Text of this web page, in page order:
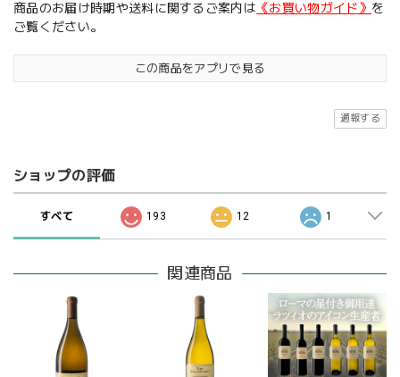
商品のお届け時期や送料に関するご案内は 《お買い物ガイド》 を
ご覧ください。
この商品をアプリで見る
通報する
ショップの評価
すべて 193 12 1
関連商品